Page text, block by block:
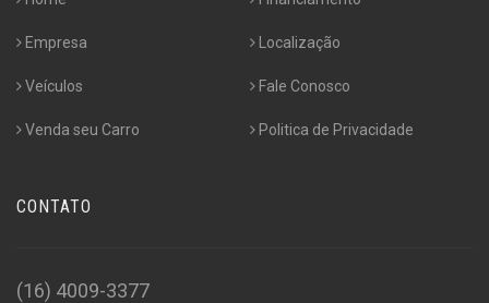
Empresa
Veículos
Venda seu Carro
Localização
Fale Conosco
Politica de Privacidade
CONTATO
(16) 4009-3377